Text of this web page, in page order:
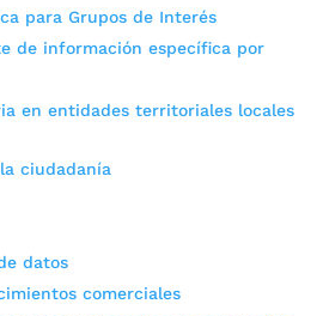
para Grupos de Interés
de información específica por
en entidades territoriales locales
ciudadanía
datos
comerciales
de la ciudad. Ana Leonor Rueda
Descargar audio El
a la educación incluyente
en la Escuela Normal
Camacho Carreño no se
[…]